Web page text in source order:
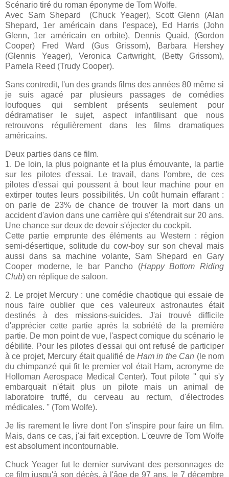
Scénario tiré du roman éponyme de Tom Wolfe.
Avec Sam Shepard (Chuck Yeager), Scott Glenn (Alan
Shepard, 1er américain dans l'espace), Ed Harris (John
Glenn, 1er américain en orbite), Dennis Quaid, (Gordon
Cooper) Fred Ward (Gus Grissom), Barbara Hershey
(Glennis Yeager), Veronica Cartwright, (Betty Grissom),
Pamela Reed (Trudy Cooper).
Sans contredit, l'un des grands films des années 80 même si
je suis agacé par plusieurs passages de comédies
loufoques qui semblent présents seulement pour
dédramatiser le sujet, aspect infantilisant que nous
retrouvons régulièrement dans les films dramatiques
américains.
Deux parties dans ce film.
1. De loin, la plus poignante et la plus émouvante, la partie
sur les pilotes d'essai. Le travail, dans l'ombre, de ces
pilotes d'essai qui poussent à bout leur machine pour en
extirper toutes leurs possibilités. Un coût humain effarant :
on parle de 23% de chance de trouver la mort dans un
accident d'avion dans une carrière qui s'étendrait sur 20 ans.
Une chance sur deux de devoir s'éjecter du cockpit.
Cette partie emprunte des éléments au Western : région
semi-désertique, solitude du cow-boy sur son cheval mais
aussi dans sa machine volante, Sam Shepard en Gary
Cooper moderne, le bar Pancho (Happy Bottom Riding
Club) en réplique de saloon.
2. Le projet Mercury : une comédie chaotique qui essaie de
nous faire oublier que ces valeureux astronautes était
destinés à des missions-suicides. J'ai trouvé difficile
d'apprécier cette partie après la sobriété de la première
partie. De mon point de vue, l'aspect comique du scénario le
débilite. Pour les pilotes d'essai qui ont refusé de participer
à ce projet, Mercury était qualifié de Ham in the Can (le nom
du chimpanzé qui fit le premier vol était Ham, acronyme de
Holloman Aerospace Medical Center). Tout pilote '' qui s'y
embarquait n'était plus un pilote mais un animal de
laboratoire truffé, du cerveau au rectum, d'électrodes
médicales. '' (Tom Wolfe).
Je lis rarement le livre dont l'on s'inspire pour faire un film.
Mais, dans ce cas, j'ai fait exception. L'œuvre de Tom Wolfe
est absolument incontournable.
Chuck Yeager fut le dernier survivant des personnages de
ce film jusqu'à son décès, à l'âge de 97 ans, le 7 décembre